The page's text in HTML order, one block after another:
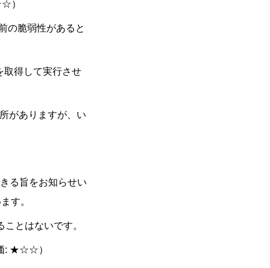
）
の脆弱性があると
取得して実行させ
がありますが、い
る旨をお知らせい
す。
とはないです。
: ★☆☆）